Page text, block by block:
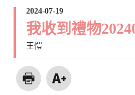
2024-07-19
我收到禮物
王愷